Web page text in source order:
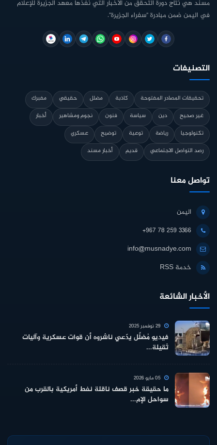
مسند هي نتاج دورة التحقق من الأخبار التي نفذها معهد الجزيرة للإعلام
في اليمن ضمن مبادرة "سفراء الجزيرة".
التصنيفات
تحقيقات المصادر المفتوحة كاذبة مضلل حقيقي
مفبرك
غير صحيح
دين سياسة فنون نجوم ومشاهير
أخبار
تكنولوجيا
رياضة توعية توضيح
عسكري
رصد التواصل الاجتماعي
قديم أخبار مسند
تواصل معنا
اليمن
+967 78 259 3366
info@musnadye.com
خدمة RSS
الأخبار الشائعة
فيديو مُضلِّل يدّعي ناشروه أن قوات عسكرية وآليات
ثقيلة...
ما حقيقة خبر قصف ناقلة نفط أمريكية بالقرب من
سواحل الإم...